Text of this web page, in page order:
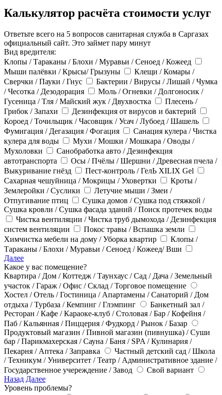
Калькулятор расчёта стоимости услуг
Ответьте всего на 5 вопросов санитарная служба в Саргазах
официальный сайт. Это займет пару минут
Вид вредителя:
Клопы / Тараканы / Блохи / Муравьи / Сеноед / Кожеед
Мыши палёвки / Крысы/ Грызуны
Клещи / Комары /
Сверчки / Пауки / Гнус
Бактерии / Вирусы / Лишай / Чумка
/ Чесотка / Дезодорация
Моль / Огневки / Долгоносик /
Гусеница / Тля / Майский жук / Двухвостка
Плесень /
Грибок / Запахи
Дезинфекция от вирусов и бактерий
Короед / Точильщик / Часовщик / Усач / Лубоед / Шашель
Фумигация / Дегазация / Фогация
Санация кулера / Чистка
кулера для воды
Мухи / Мошки / Мошкара / Оводы /
Мухоловки
Санобработка авто / Дезинфекция
автотранспорта
Осы / Пчёлы / Шершни / Древесная пчела /
Выкуривание гнёзд
Пест-контроль / ГелЬ XILIX Gel
Сахарная чешуйница / Мокрицы / Уховертки
Кроты /
Землеройки / Суслики
Летучие мыши / Змеи /
Отпугивание птиц
Сушка домов / Сушка под стяжкой /
Сушка кровли / Сушка фасада зданий / Поиск протечек воды
Чистка вентиляции / Чистка труб дымохода / Дезинфекция
систем вентиляции
Покос травы / Вспашка земли
Химчистка мебели на дому / Уборка квартир
Клопы /
Тараканы / Блохи / Муравьи / Сеноед / Кожеед/ Вши
Далее
Какое у вас помещение?
Квартира / Дом / Коттедж / Таунхаус / Сад / Дача / Земельный
участок / Гараж / Офис / Склад / Торговое помещение
Хостел / Отель / Гостиница / Апартамены / Санаторий / Дом
отдыха / Турбаза / Кемпинг / Глэмпинг
Банкетный зал /
Ресторан / Кафе / Караоке-клуб / Столовая / Бар / Кофейня /
Паб / Кальянная / Пиццерия / Фудкорд / Рынок / Базар
Продуктовый магазин / Пивной магазин (пивнушка) / Суши
бар / Парикмахерская / Сауна / Баня / SPA / Кулинария /
Пекарня / Аптека / Заправка
Частный детский сад / Школа
/ Техникум / Университет / Театр / Административное здание /
Государственное учереждение / Завод
Свой вариант
Назад Далее
Уровень проблемы?